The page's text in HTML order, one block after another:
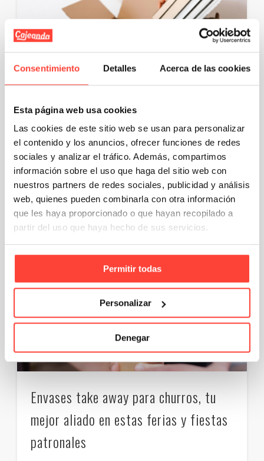
Consentimiento Detalles Acerca de las cookies
Esta página web usa cookies
Las cookies de este sitio web se usan para personalizar
el contenido y los anuncios, ofrecer funciones de redes
sociales y analizar el tráfico. Además, compartimos
información sobre el uso que haga del sitio web con
nuestros partners de redes sociales, publicidad y análisis
web, quienes pueden combinarla con otra información
que les haya proporcionado o que hayan recopilado a
partir del uso que haya hecho de sus servicios.
Permitir todas
Personalizar
Denegar
Wallapop. ¡Tenemos lo que necesitas!
Si acostumbras a vender cosas en Wallapop, una
plataforma de compra – venta de productos de
segunda mano que ha ganado una …
EmailCompartir
Envases take away para churros, tu
mejor aliado en estas ferias y fiestas
patronales